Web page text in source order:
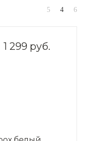
1 299 руб.